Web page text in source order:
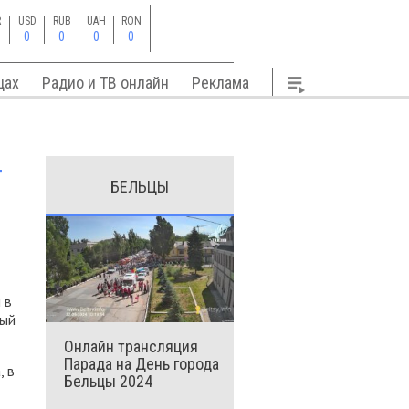
USD
0
RUB
0
UAH
0
RON
0
Радио и ТВ онлайн Реклама
в
в
БЕЛЬЦЫ
Онлайн трансляция
Парада на День города
Бельцы 2024